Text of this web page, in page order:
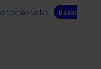
Sesc São Carlos
Baixar